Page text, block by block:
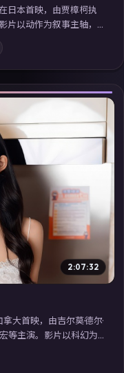
日本首映，由贾樟柯执
片以动作为叙事主轴，
影与配乐强化地域气
视剧在线看」延展检索
。
2:07:32
大首映，由吉尔莫·德尔·
等主演。影片以科幻为
的连锁反应；摄影与配
费观看高清电视剧在线